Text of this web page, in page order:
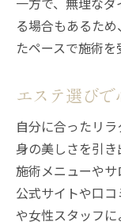
る場合もあるた
たペースで施術を
エステ選び
自分に合ったリ
身の美しさを引き
施術メニューや
公式サイトや口
や女性スタッフ